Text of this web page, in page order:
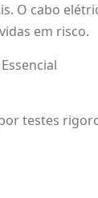
cabo
em risco.
testes